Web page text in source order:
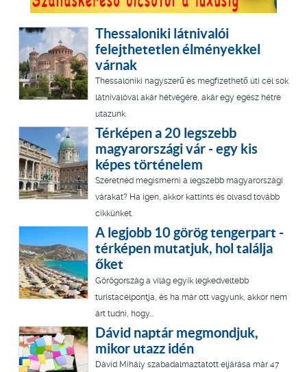
Thessaloniki látnivalói
felejthetetlen élményekkel
várnak
Thessaloniki nagyszerű és megfizethető úti cél sok
látnivalóval akár hétvégére, akár egy egész hétre
utazunk.
Térképen a 20 legszebb
magyarországi vár - egy kis
képes történelem
Szeretnéd megismerni a legszebb magyarországi
várakat? Ha igen, akkor kattints és olvasd tovább
cikkünket.
A legjobb 10 görög tengerpart -
térképen mutatjuk, hol találja
őket
Görögország a világ egyik legkedveltebb
turistacélpontja, és ha már ott vagyunk, akkor nem
árt tudni, hogy...
Dávid naptár megmondjuk,
mikor utazz idén
Dávid Mihály szabadalmaztatott eljárása már 47